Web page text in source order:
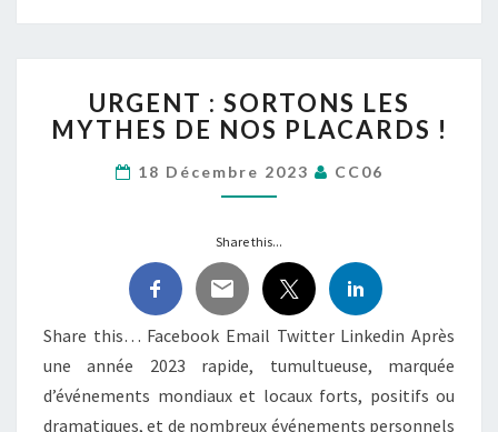
SORTONS
LES
DE
NOS
URGENT : SORTONS LES
MYTHES DE NOS PLACARDS !
18 Décembre 2023 CC06
Share this...
Share this… Facebook Email Twitter Linkedin Après
une année 2023 rapide, tumultueuse, marquée
d’événements mondiaux et locaux forts, positifs ou
dramatiques, et de nombreux événements personnels